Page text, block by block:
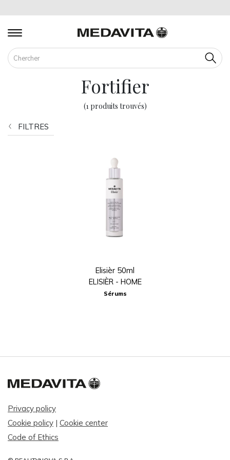
Fortifier
(1 produits trouvés)
Elisièr 50ml
ELISIÈR - HOME
Sérums
FILTRES
Privacy policy
Cookie policy | Cookie center
Code of Ethics